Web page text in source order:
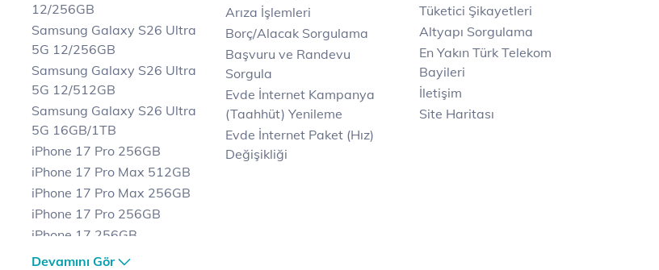
12/256GB
Samsung Galaxy S26 Ultra
5G 12/256GB
Samsung Galaxy S26 Ultra
5G 12/512GB
Samsung Galaxy S26 Ultra
5G 16GB/1TB
iPhone 17 Pro 256GB
iPhone 17 Pro Max 512GB
iPhone 17 Pro Max 256GB
iPhone 17 Pro 256GB
iPhone 17 256GB
iPhone 17 Air 256GB
Devamını Gör
Arıza İşlemleri
Borç/Alacak Sorgulama
Başvuru ve Randevu
Sorgula
Evde İnternet Kampanya
(Taahhüt) Yenileme
Evde İnternet Paket (Hız)
Değişikliği
Tüketici Şikayetleri
Altyapı Sorgulama
En Yakın Türk Telekom
Bayileri
İletişim
Site Haritası